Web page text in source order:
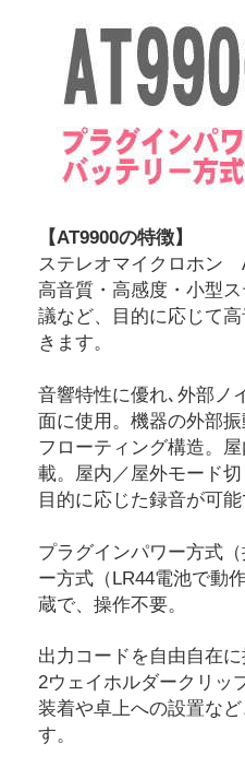
【AT9900の特徴】
ステレオマイクロホン
高音質・高感度・小型
議など、目的に応じて
きます。
音響特性に優れ､外部ノ
面に使用。機器の外部
フローティング構造。
載。屋内／屋外モード
目的に応じた録音が可
プラグインパワー方式
ー方式（LR44電池で動
蔵で、操作不要。
出力コードを自由自在
2ウェイホルダークリッ
装着や卓上への設置な
す。